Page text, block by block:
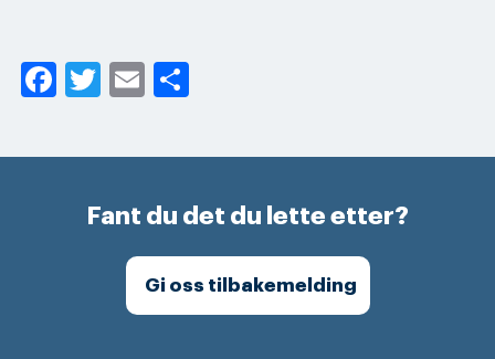
Facebook
Twitter
Email
Fant du det du lette etter?
Gi oss tilbakemelding